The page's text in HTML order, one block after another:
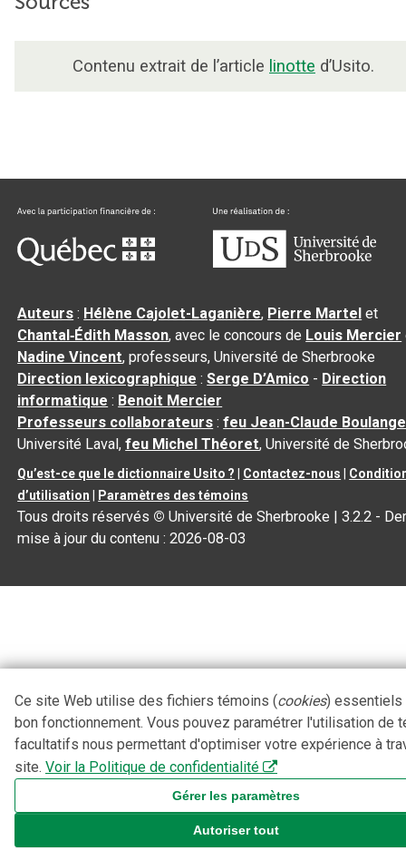
Contenu extrait de l’article linotte d’Usito.
Auteurs : Hélène Cajolet-Laganière, Pierre Martel et
Chantal‑Édith Masson, avec le concours de Louis Mercier
Nadine Vincent, professeurs, Université de Sherbrooke
Direction lexicographique :Serge D’Amico - Direction
informatique : Benoit Mercier
Professeurs collaborateurs :feu Jean-Claude
Université Laval,feu Michel Théoret, Université de
Qu’est-ce que le dictionnaire Usito ? Contactez-nous
d’utilisation
Paramètres des témoins
Tous droits réservés © Université de Sherbrooke |3.2.2 -
mise à jour du contenu :2026-08-03
Ce site Web utilise des fichiers témoins (cookies) essentiels
bon fonctionnement. Vous pouvez paramétrer l'utilisation de
facultatifs nous permettant d'optimiser votre expérience à
site. Voir la Politique de confidentialité
Gérer les paramètres
Autoriser tout